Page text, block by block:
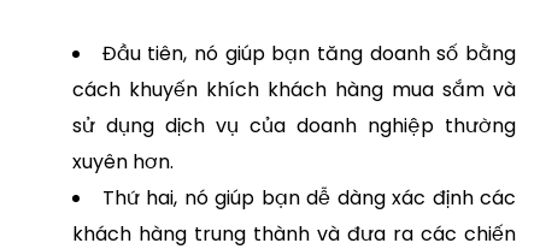
Đầu tiên, nó giúp bạn tăng doanh số bằng
cách khuyến khích khách hàng mua sắm và
sử dụng dịch vụ của doanh nghiệp thường
xuyên hơn.
Thứ hai, nó giúp bạn dễ dàng xác định các
khách hàng trung thành và đưa ra các chiến